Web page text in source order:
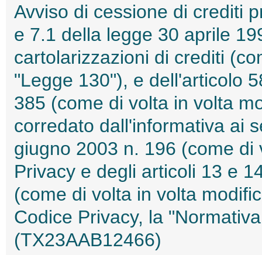
Avviso di cessione di crediti
e 7.1 della legge 30 aprile
cartolarizzazioni di crediti
"Legge 130"), e dell'articolo
385 (come di volta in volta
corredato dall'informativa ai
giugno 2003 n. 196 (come
Privacy e degli articoli 13 e
(come di volta in volta
Codice Privacy, la
(TX23AAB12466)